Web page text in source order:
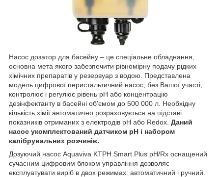
Насос дозатор для басейну – це спеціальне обладнання,
основна мета якого забезпечити рівномірну подачу рідких
хімічних препаратів у резервуар з водою. Представлена
модель цифрової перистальтичний насос, без Вашої участі,
контролює і регулює рівень pH або концентрацію
дезінфектанту в басейні об'ємом до 500 000 л. Необхідну
кількість хімії автоматично розраховується на підставі
показників отриманих з електродів pH або Redox. Даний
насос укомплектований датчиком pH і набором
калібрувальних розчинів.
Дозуючий насос Aquaviva KTPH Smart Plus pH/Rx оснащений
сучасним цифровим блоком управління дозволяє
експлуатувати виріб в двох режимах: автоматичний і ручний.